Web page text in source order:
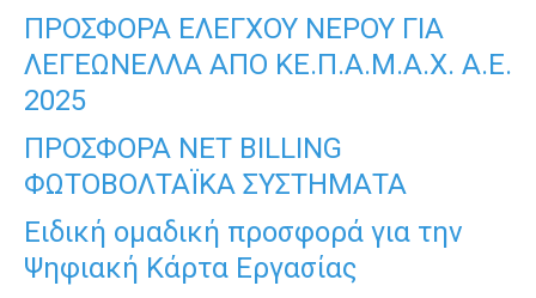
ΠΡΟΣΦΟΡΑ ΕΛΕΓΧΟΥ ΝΕΡΟΥ ΓΙΑ
ΛΕΓΕΩΝΕΛΛΑ ΑΠΟ ΚΕ.Π.Α.Μ.Α.Χ. Α.Ε.
2025
ΠΡΟΣΦΟΡΑ NET BILLING
ΦΩΤΟΒΟΛΤΑΪΚΑ ΣΥΣΤΗΜΑΤΑ
Ειδική ομαδική προσφορά για την
Ψηφιακή Κάρτα Εργασίας